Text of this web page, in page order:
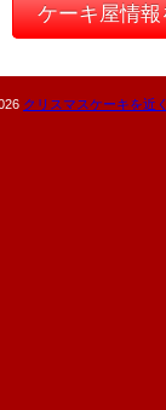
ケーキ屋情
クリスマスケーキを近